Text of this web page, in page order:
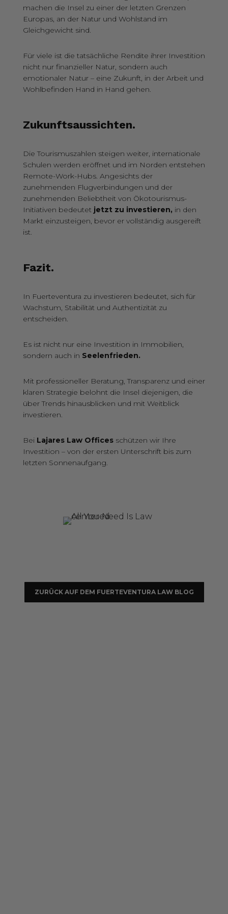
machen die Insel zu einer der letzten Grenzen
Europas, an der Natur und Wohlstand im
Gleichgewicht sind.
Für viele ist die tatsächliche Rendite ihrer Investition
nicht nur finanzieller Natur, sondern auch
emotionaler Natur – eine Zukunft, in der Arbeit und
Wohlbefinden Hand in Hand gehen.
Zukunftsaussichten.
Die Tourismuszahlen steigen weiter, internationale
Schulen werden eröffnet und im Norden entstehen
Remote-Work-Hubs. Angesichts der
zunehmenden Flugverbindungen und der
zunehmenden Beliebtheit von Ökotourismus-
Initiativen bedeutet jetzt zu investieren, in den
Markt einzusteigen, bevor er vollständig ausgereift
ist.
Fazit.
In Fuerteventura zu investieren bedeutet, sich für
Wachstum, Stabilität und Authentizität zu
entscheiden.
Es ist nicht nur eine Investition in Immobilien,
sondern auch in Seelenfrieden.
Mit professioneller Beratung, Transparenz und einer
klaren Strategie belohnt die Insel diejenigen, die
über Trends hinausblicken und mit Weitblick
investieren.
Bei Lajares Law Officesschützen wir Ihre
Investition – von der ersten Unterschrift bis zum
letzten Sonnenaufgang.
ZURÜCK AUF DEM FUERTEVENTURA LAW BLOG